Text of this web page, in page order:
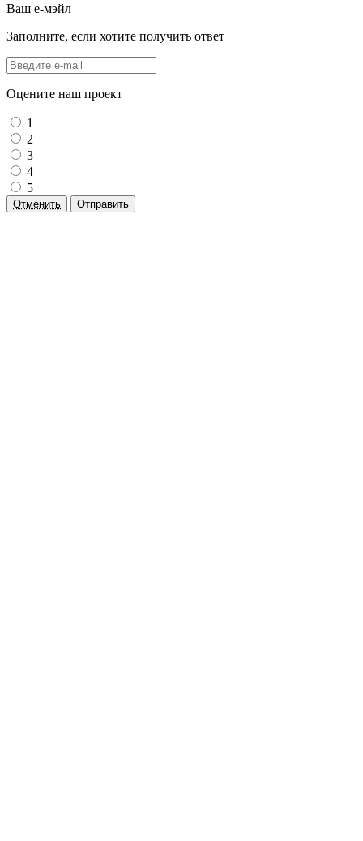
Ваш е-мэйл
Заполните, если хотите получить ответ
Оцените наш проект
1
2
3
4
5
Отменить Отправить